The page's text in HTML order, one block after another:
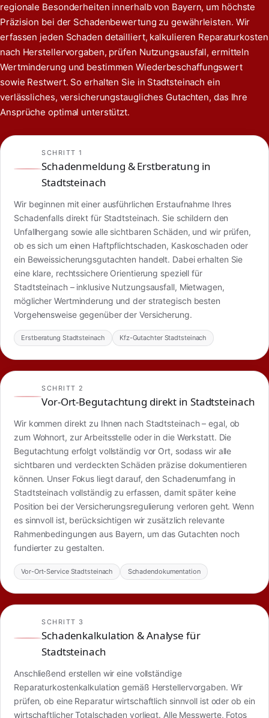
regionale Besonderheiten innerhalb von Bayern, um höchste
Präzision bei der Schadenbewertung zu gewährleisten. Wir
erfassen jeden Schaden detailliert, kalkulieren Reparaturkosten
nach Herstellervorgaben, prüfen Nutzungsausfall, ermitteln
Wertminderung und bestimmen Wiederbeschaffungswert
sowie Restwert. So erhalten Sie in Stadtsteinach ein
verlässliches, versicherungstaugliches Gutachten, das Ihre
Ansprüche optimal unterstützt.
SCHRITT 1
Schadenmeldung & Erstberatung in
Stadtsteinach
Wir beginnen mit einer ausführlichen Erstaufnahme Ihres
Schadenfalls direkt für Stadtsteinach. Sie schildern den
Unfallhergang sowie alle sichtbaren Schäden, und wir prüfen,
ob es sich um einen Haftpflichtschaden, Kaskoschaden oder
ein Beweissicherungsgutachten handelt. Dabei erhalten Sie
eine klare, rechtssichere Orientierung speziell für
Stadtsteinach – inklusive Nutzungsausfall, Mietwagen,
möglicher Wertminderung und der strategisch besten
Vorgehensweise gegenüber der Versicherung.
Erstberatung Stadtsteinach Kfz-Gutachter Stadtsteinach
SCHRITT 2
Vor-Ort-Begutachtung direkt in Stadtsteinach
Wir kommen direkt zu Ihnen nach Stadtsteinach – egal, ob
zum Wohnort, zur Arbeitsstelle oder in die Werkstatt. Die
Begutachtung erfolgt vollständig vor Ort, sodass wir alle
sichtbaren und verdeckten Schäden präzise dokumentieren
können. Unser Fokus liegt darauf, den Schadenumfang in
Stadtsteinach vollständig zu erfassen, damit später keine
Position bei der Versicherungsregulierung verloren geht. Wenn
es sinnvoll ist, berücksichtigen wir zusätzlich relevante
Rahmenbedingungen aus Bayern, um das Gutachten noch
fundierter zu gestalten.
Vor-Ort-Service Stadtsteinach Schadendokumentation
SCHRITT 3
Schadenkalkulation & Analyse für
Stadtsteinach
Anschließend erstellen wir eine vollständige
Reparaturkostenkalkulation gemäß Herstellervorgaben. Wir
prüfen, ob eine Reparatur wirtschaftlich sinnvoll ist oder ob ein
wirtschaftlicher Totalschaden vorliegt. Alle Messwerte, Fotos